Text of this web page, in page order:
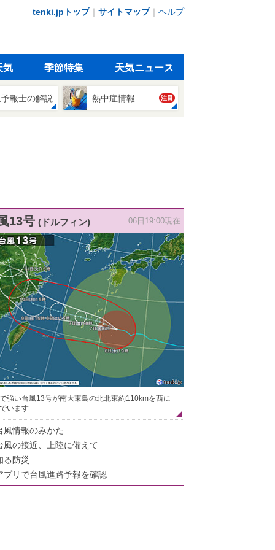
tenki.jpトップ｜ サイトマップ｜ ヘルプ
気 季節特集 天気ニュース
報士の解説 熱中症情報 注目
13号 (ドルフィン) 06日19:00現在
強い台風13号が南大東島の北北東約110kmを西に
います
風情報のみかた
風の接近、上陸に備えて
る防災
プリで台風進路予報を確認